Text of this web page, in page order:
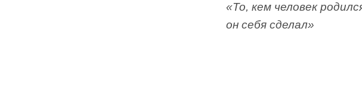
«То, кем человек
он себя сделал»